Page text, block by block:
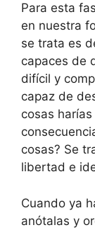
Para esta
en nuestra
se trata es
capaces de
difícil y
capaz de
cosas
cosas? Se
libertad e
Cuando ya
anótalas y